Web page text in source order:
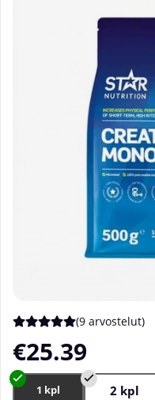
Keskiarvoluokitus 5 / 5
(9 arvostelut)
€25.39
1 kpl 2 kpl